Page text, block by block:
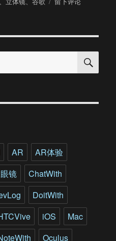
年
的”
眼
VR
工
程
师
们
新
的
灵
感
搜
AR
AR体验
镜
ChatWith
DoitWith
iOS
Mac
Oculus